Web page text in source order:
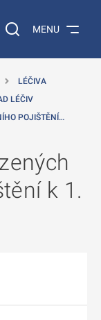
Vyhledávání na
MENU
LÉČIVA
LÉČIV
POJIŠTĚNÍ…
k 1.